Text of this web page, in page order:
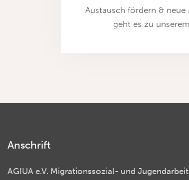
Austausch fördern &
geht es zu
Anschrift
AGIUA e.V. Migrationssozial- und Jugendarbeit